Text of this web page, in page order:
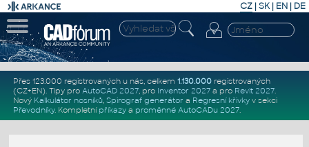
CZ | SK| EN | DE
Přes 123.000 registrovaných u nás, celkem 1.130.000registrovaných
(CZ+EN). Tipy pro AutoCAD 2027, pro Inventor 2027a pro Revit 2027.
Nový Kalkulátor nosníků, Spirograf generátor a Regresní křivkyv sekci
Převodníky. Kompletní příkazya proměnné AutoCADu 2027.